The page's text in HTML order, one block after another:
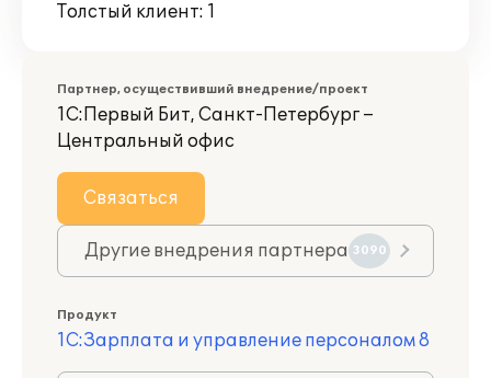
Толстый клиент: 1
Партнер, осуществивший внедрение/проект
1С:Первый Бит, Санкт-Петербург –
Центральный офис
Связаться
Другие внедрения партнера 3090
Продукт
1С:Зарплата и управление персоналом 8